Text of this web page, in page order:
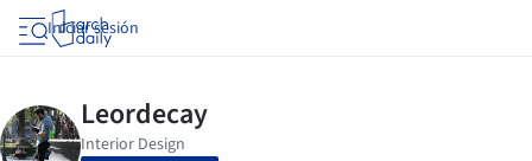
Iniciar sesión